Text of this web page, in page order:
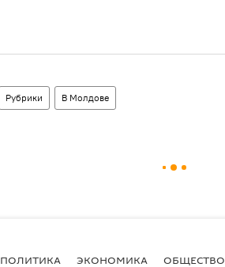
Рубрики В Молдове
ПОЛИТИКА ЭКОНОМИКА ОБЩЕСТВО